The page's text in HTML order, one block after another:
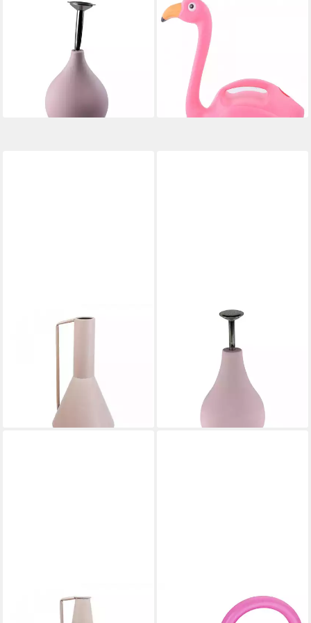
DEKOWUNDER
Gießkanne KLEIN ROSA
Pflanzen Sprüher 240 ml –
Zerstäuber für Blumen &
lieferbar - in 3-4 Werktagen bei dir
DEKOWUNDER
Gießkanne Flamingo
Gießkanne in rosa Blumen
Garten 1,5 Liter aus
Kunststoff
10,90 €
lieferbar - in 3-4 Werktagen bei dir
FLORISTS PRODUCTS
lieferbar - in 2-3 Werktagen bei dir
DEKOWUNDER
Gießkanne GROß ROSA
Pflanzensprüher 490 ml –
Zerstäuber für Blumen &
lieferbar - in 3-4 Werktagen bei dir
FLORISTS PRODUCTS
Gießkanne Dekovase aus Gießkanne Gießkanne Elefant